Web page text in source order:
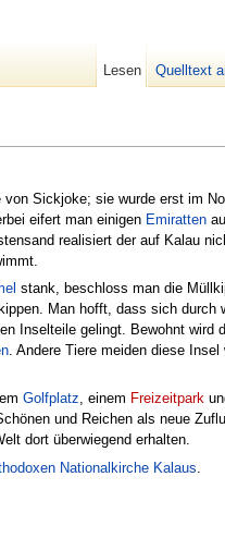
Sickjoke; sie wurde erst im
eifert man einigen Emiratten
realisiert der auf Kalau
stank, beschloss man die
Man hofft, dass sich durch
Inselteile gelingt. Bewohnt wird
. Andere Tiere meiden diese Insel
Golfplatz, einem Freizeitpark
und Reichen als neue
dort überwiegend erhalten.
Nationalkirche Kalaus
Lesen Quelltext